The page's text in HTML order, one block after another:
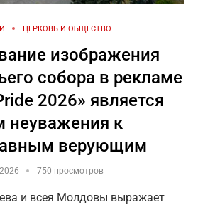
ЦЕРКОВЬ И ОБЩЕСТВО
изображения
собора в рекламе
2026» является
неуважения к
верующим
750 просмотров
и всея Молдовы выражает